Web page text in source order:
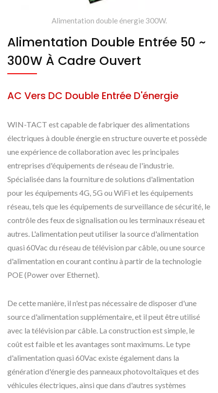
Alimentation double énergie 300W.
Alimentation Double Entrée 50 ~
300W À Cadre Ouvert
AC Vers DC Double Entrée D'énergie
WIN-TACT est capable de fabriquer des alimentations
électriques à double énergie en structure ouverte et possède
une expérience de collaboration avec les principales
entreprises d'équipements de réseau de l'industrie.
Spécialisée dans la fourniture de solutions d'alimentation
pour les équipements 4G, 5G ou WiFi et les équipements
réseau, tels que les équipements de surveillance de sécurité, le
contrôle des feux de signalisation ou les terminaux réseau et
autres. L'alimentation peut utiliser la source d'alimentation
quasi 60Vac du réseau de télévision par câble, ou une source
d'alimentation en courant continu à partir de la technologie
POE (Power over Ethernet).
De cette manière, il n'est pas nécessaire de disposer d'une
source d'alimentation supplémentaire, et il peut être utilisé
avec la télévision par câble. La construction est simple, le
coût est faible et les avantages sont maximums. Le type
d'alimentation quasi 60Vac existe également dans la
génération d'énergie des panneaux photovoltaïques et des
véhicules électriques, ainsi que dans d'autres systèmes